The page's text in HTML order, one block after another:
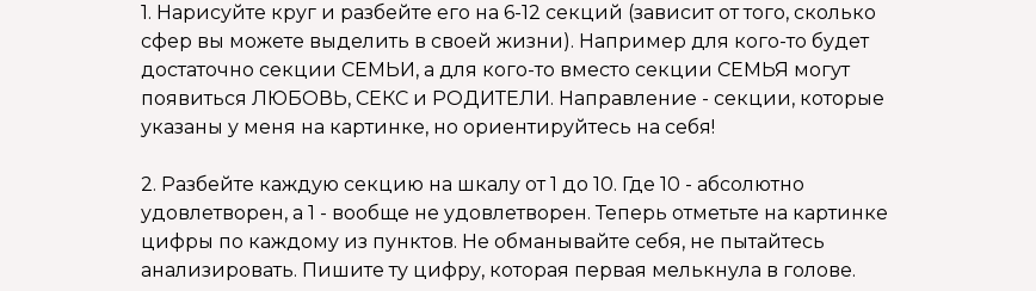
1. Нарисуйте круг и разбейте его на 6-12 секций (зависит от того, сколько
сфер вы можете выделить в своей жизни). Например для кого-то будет
достаточно секции СЕМЬИ, а для кого-то вместо секции СЕМЬЯ могут
появиться ЛЮБОВЬ, СЕКС и РОДИТЕЛИ. Направление - секции, которые
указаны у меня на картинке, но ориентируйтесь на себя!
2. Разбейте каждую секцию на шкалу от 1 до 10. Где 10 - абсолютно
удовлетворен, а 1 - вообще не удовлетворен. Теперь отметьте на картинке
цифры по каждому из пунктов. Не обманывайте себя, не пытайтесь
анализировать. Пишите ту цифру, которая первая мелькнула в голове.